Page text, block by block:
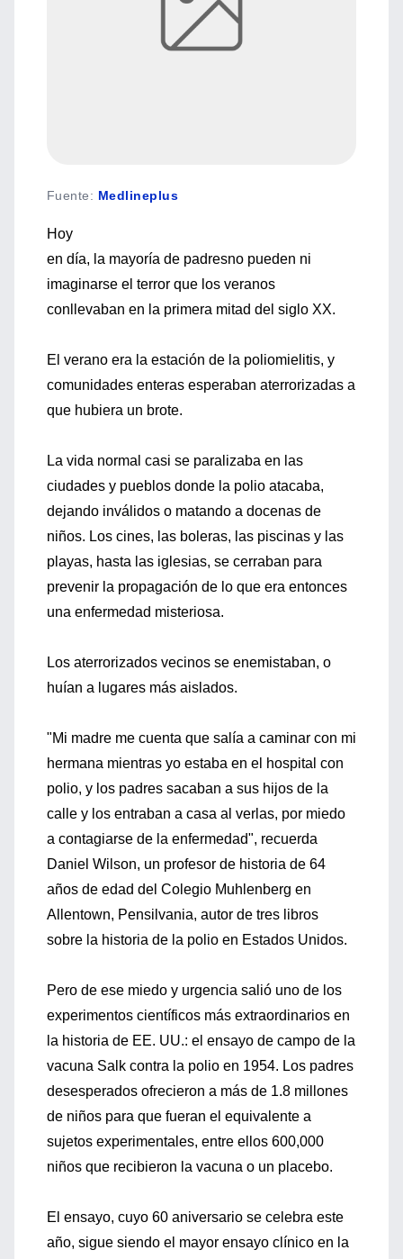
Fuente: Medlineplus
Hoy
en día, la mayoría de padresno pueden ni
imaginarse el terror que los veranos
conllevaban en la primera mitad del siglo XX.
El verano era la estación de la poliomielitis, y
comunidades enteras esperaban aterrorizadas a
que hubiera un brote.
La vida normal casi se paralizaba en las
ciudades y pueblos donde la polio atacaba,
dejando inválidos o matando a docenas de
niños. Los cines, las boleras, las piscinas y las
playas, hasta las iglesias, se cerraban para
prevenir la propagación de lo que era entonces
una enfermedad misteriosa.
Los aterrorizados vecinos se enemistaban, o
huían a lugares más aislados.
"Mi madre me cuenta que salía a caminar con mi
hermana mientras yo estaba en el hospital con
polio, y los padres sacaban a sus hijos de la
calle y los entraban a casa al verlas, por miedo
a contagiarse de la enfermedad", recuerda
Daniel Wilson, un profesor de historia de 64
años de edad del Colegio Muhlenberg en
Allentown, Pensilvania, autor de tres libros
sobre la historia de la polio en Estados Unidos.
Pero de ese miedo y urgencia salió uno de los
experimentos científicos más extraordinarios en
la historia de EE. UU.: el ensayo de campo de la
vacuna Salk contra la polio en 1954. Los padres
desesperados ofrecieron a más de 1.8 millones
de niños para que fueran el equivalente a
sujetos experimentales, entre ellos 600,000
niños que recibieron la vacuna o un placebo.
El ensayo, cuyo 60 aniversario se celebra este
año, sigue siendo el mayor ensayo clínico en la